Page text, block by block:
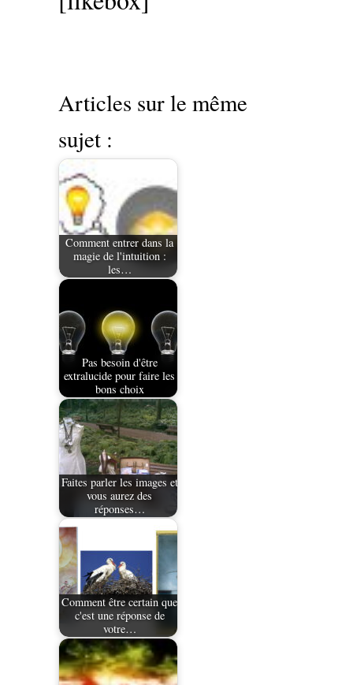
Articles sur le même
sujet :
Comment entrer dans la
magie de l'intuition :
les…
Pas besoin d'être
extralucide pour faire les
bons choix
Faites parler les images et
vous aurez des
réponses…
Comment être certain que
c'est une réponse de
votre…